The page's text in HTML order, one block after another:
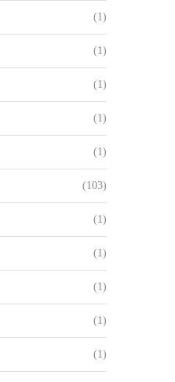
(1)
(1)
(1)
(1)
(1)
(103)
(1)
(1)
(1)
(1)
(1)